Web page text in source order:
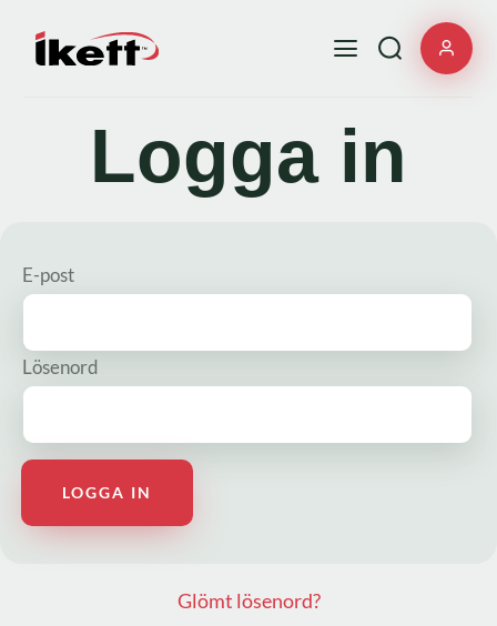
Logga in
E-post
Lösenord
Glömt lösenord?